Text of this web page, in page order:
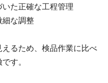
いた正確な工程管理
細な調整
るため、検品作業に比べ
す。